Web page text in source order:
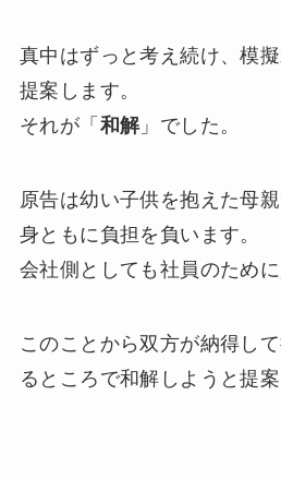
真中はずっと考え続け、模
提案します。
それが「 和解」でした。
原告は幼い子供を抱えた母
身ともに負担を負います。
会社側としても社員のために
このことから双方が納得し
るところで和解しようと提